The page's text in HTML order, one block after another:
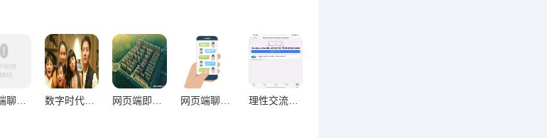
数字时代理性表达革命，电脑聊天重构人类沟通逻辑 理性交流新载体？WhatsApp网页版适用性与局限性深度解析